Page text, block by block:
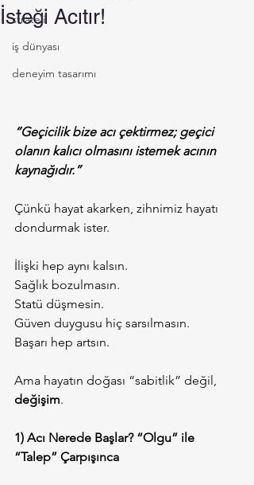
strateji
iş dünyası
deneyim tasarımı
İsteği Acıtır!
“Geçicilik bize acı çektirmez; geçici
olanın kalıcı olmasını istemek acının
kaynağıdır.”
Çünkü hayat akarken, zihnimiz hayatı
dondurmak ister.
İlişki hep aynı kalsın.
Sağlık bozulmasın.
Statü düşmesin.
Güven duygusu hiç sarsılmasın.
Başarı hep artsın.
Ama hayatın doğası “sabitlik” değil,
değişim.
1) Acı Nerede Başlar? “Olgu” ile
“Talep” Çarpışınca